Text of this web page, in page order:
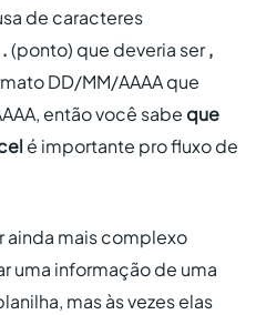
de caracteres
.(ponto) que deveria ser,
DD/MM/AAAA que
então você sabe que
é importante pro fluxo de
ainda mais complexo
uma informação de uma
mas às vezes elas